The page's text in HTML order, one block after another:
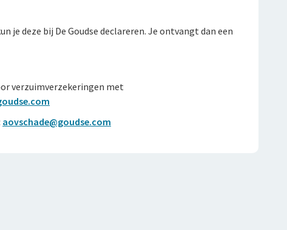
je deze bij De Goudse declareren. Je ontvangt dan een
verzuimverzekeringen met
aovschade@goudse.com